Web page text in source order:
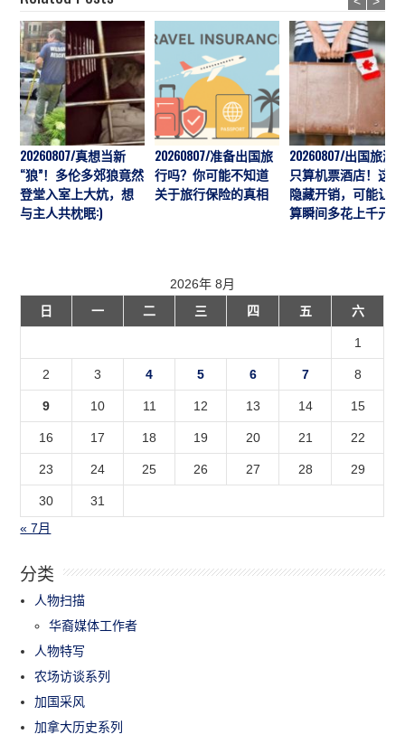
20260807/真想当新
“狼”！多伦多郊狼竟然
登堂入室上大炕，想
与主人共枕眠:)
20260807/准备出国旅
行吗？你可能不知道
关于旅行保险的真相
20260807/出国旅游
只算机票酒店！这7
隐藏开销，可能让预
算瞬间多花上千元
2026年 8月
日
一 二 三 四 五 六
1
2 3 4 5 6 7 8
9 10 11 12 13 14 15
16 17 18 19 20 21 22
23 24 25 26 27 28 29
30
31
« 7月
分类
人物扫描
华裔媒体工作者
人物特写
农场访谈系列
加国采风
加拿大历史系列